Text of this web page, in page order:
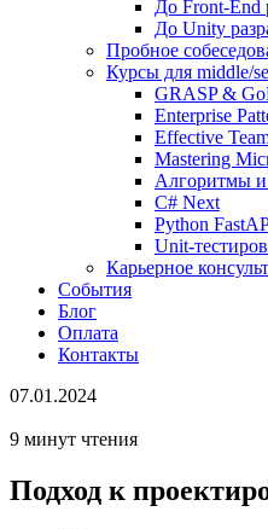
До Front-End
До Unity
Пробное
Курсы для middle/
GRASP &
Enterprise
Effective
Mastering
Алгоритмы
C# Next
Python
Unit-
Карьерное
События
Блог
Оплата
Контакты
07.01.2024
9 минут чтения
Подход к